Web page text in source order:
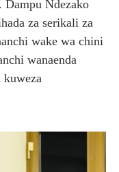
Ndezako
za serikali za
wake wa chini
wanaenda
kuweza